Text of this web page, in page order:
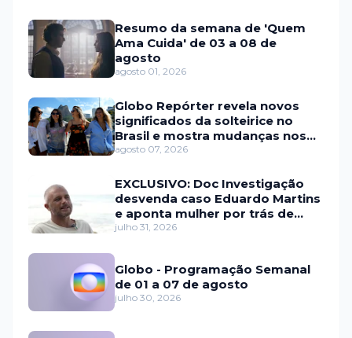
Resumo da semana de 'Quem
Ama Cuida' de 03 a 08 de
agosto
agosto 01, 2026
Globo Repórter revela novos
significados da solteirice no
Brasil e mostra mudanças nos
relacionamentos
agosto 07, 2026
EXCLUSIVO: Doc Investigação
desvenda caso Eduardo Martins
e aponta mulher por trás de
fraude internacional
julho 31, 2026
Globo - Programação Semanal
de 01 a 07 de agosto
julho 30, 2026